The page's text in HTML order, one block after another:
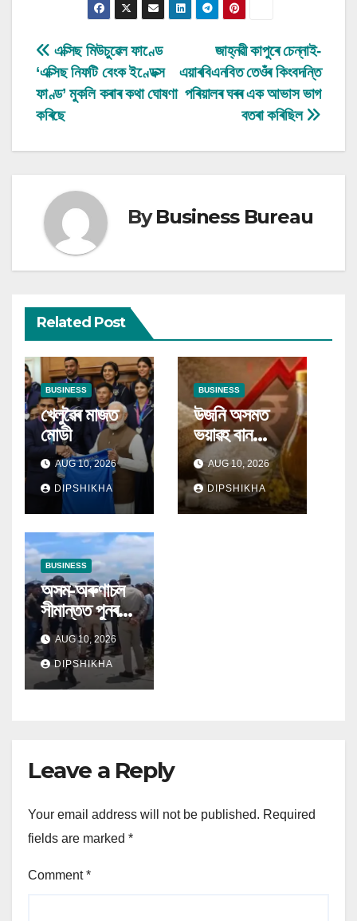
Post
navigation
জাহ্নৱী কাপুৰে চেন্নাই-
এয়াৰবিএনবিত তেওঁৰ কিংবদন্তি
পৰিয়ালৰ ঘৰৰ এক আভাস ভাগ
বতৰা কৰিছিল
এক্সিছ মিউচুৱেল ফাণ্ডে
‘এক্সিছ নিফটি বেংক ইণ্ডেক্স
ফাণ্ড’ মুকলি কৰাৰ কথা ঘোষণা
কৰিছে
ByBusiness Bureau
Related Post
BUSINESS
খেলুৱৈৰ মাজত
মোডী
AUG 10, 2026
DIPSHIKHA
BUSINESS
উজনি অসমত
ভয়াৱহ বান
পৰিস্থিতিয়ে
সৰ্বসাধাৰণ ৰাইজক
জুৰুলা কৰিছে
AUG 10, 2026
DIPSHIKHA
BUSINESS
অসম-অৰুণাচল
সীমান্তত পুনৰ
গুলীচালনাৰ ঘটনা
AUG 10, 2026
DIPSHIKHA
Leave a Reply
Your email address will not be published. Required
fields are marked *
Comment*